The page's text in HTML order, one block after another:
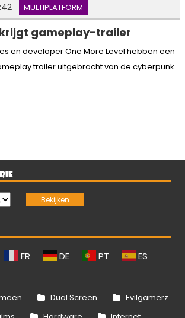
MULTIPLATFORM
gameplay-trailer
en developer One More Level hebben een
trailer uitgebracht van de cyberpunk
FR DE PT ES
Dual Screen
Evilgamerz